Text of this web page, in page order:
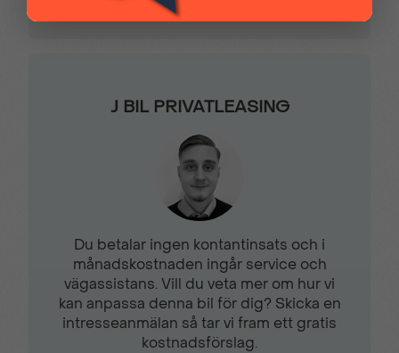
Multimedia Pro
Mörktonadebakrutor
Parkeringsradar fram &
bak
Sidokrockkuddar
J BIL PRIVATLEASING
Du betalar ingen kontantinsats och i
månadskostnaden ingår service och
vägassistans. Vill du veta mer om hur vi
kan anpassa denna bil för dig? Skicka en
intresseanmälan så tar vi fram ett gratis
kostnadsförslag.